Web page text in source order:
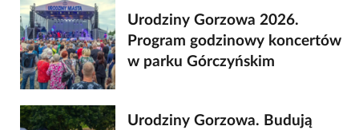
Urodziny Gorzowa 2026.
Program godzinowy koncertów
w parku Górczyńskim
Urodziny Gorzowa. Budują